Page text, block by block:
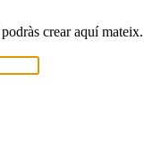
crear aquí mateix.